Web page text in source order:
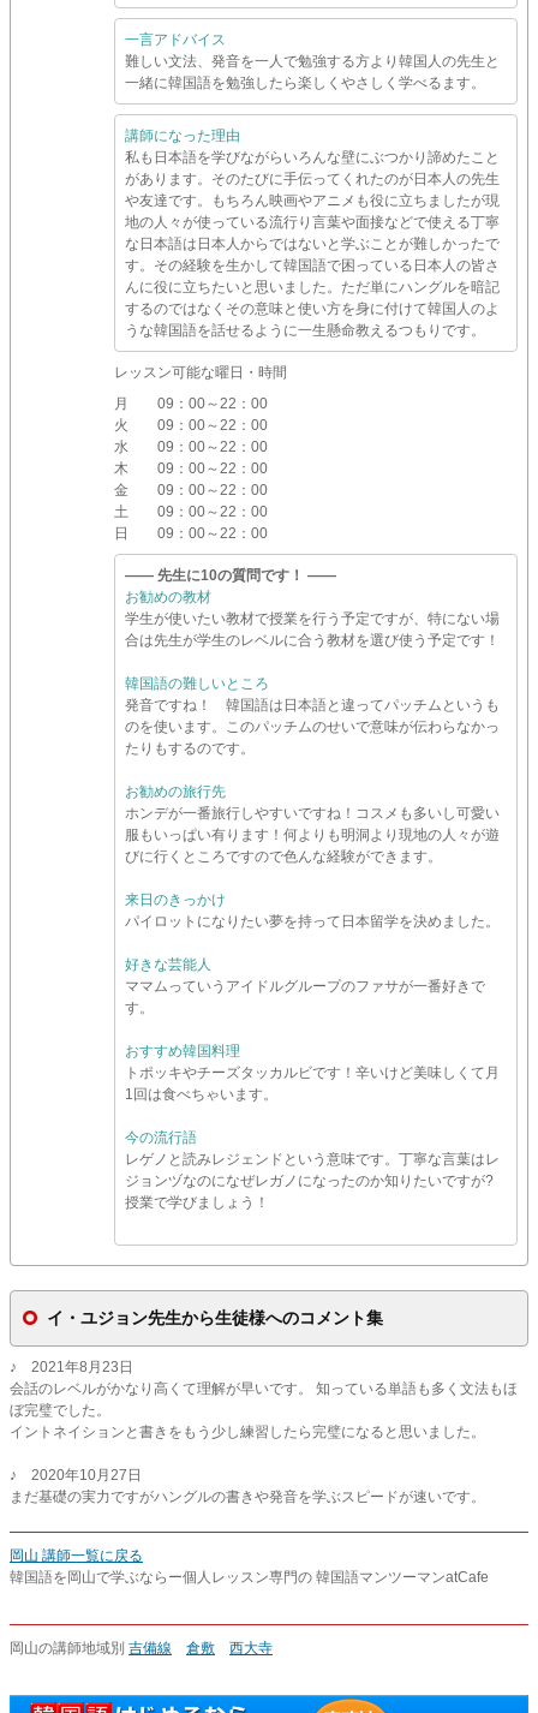
一言アドバイス
難しい文法、発音を一人で勉強する方より韓国人の先生と
一緒に韓国語を勉強したら楽しくやさしく学べるます。
講師になった理由
私も日本語を学びながらいろんな壁にぶつかり諦めたこと
があります。そのたびに手伝ってくれたのが日本人の先生
や友達です。もちろん映画やアニメも役に立ちましたが現
地の人々が使っている流行り言葉や面接などで使える丁寧
な日本語は日本人からではないと学ぶことが難しかったで
す。その経験を生かして韓国語で困っている日本人の皆さ
んに役に立ちたいと思いました。ただ単にハングルを暗記
するのではなくその意味と使い方を身に付けて韓国人のよ
うな韓国語を話せるように一生懸命教えるつもりです。
レッスン可能な曜日・時間
月
09：00～22：00
火
09：00～22：00
水
09：00～22：00
木
09：00～22：00
金
09：00～22：00
土
09：00～22：00
日
09：00～22：00
―― 先生に10の質問です！ ――
お勧めの教材
学生が使いたい教材で授業を行う予定ですが、特にない場
合は先生が学生のレベルに合う教材を選び使う予定です！
韓国語の難しいところ
発音ですね！ 韓国語は日本語と違ってパッチムというも
のを使います。このパッチムのせいで意味が伝わらなかっ
たりもするのです。
お勧めの旅行先
ホンデが一番旅行しやすいですね！コスメも多いし可愛い
服もいっぱい有ります！何よりも明洞より現地の人々が遊
びに行くところですので色んな経験ができます。
来日のきっかけ
パイロットになりたい夢を持って日本留学を決めました。
好きな芸能人
ママムっていうアイドルグループのファサが一番好きで
す。
おすすめ韓国料理
トポッキやチーズタッカルビです！辛いけど美味しくて月
1回は食べちゃいます。
今の流行語
レゲノと読みレジェンドという意味です。丁寧な言葉はレ
ジョンヅなのになぜレガノになったのか知りたいですが?
授業で学びましょう！
イ・ユジョン先生から生徒様へのコメント集
♪ 2021年8月23日
会話のレベルがかなり高くて理解が早いです。 知っている単語も多く文法もほ
ぼ完璧でした。
イントネイションと書きをもう少し練習したら完璧になると思いました。
♪ 2020年10月27日
まだ基礎の実力ですがハングルの書きや発音を学ぶスピードが速いです。
岡山 講師一覧に戻る
韓国語を岡山で学ぶならー個人レッスン専門の 韓国語マンツーマンatCafe
岡山の講師地域別 吉備線 倉敷 西大寺